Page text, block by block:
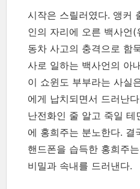
시작은 스릴러였다. 앵커
인의 자리에 오른 백사언
동차 사고의 충격으로 함
사로 일하는 백사언의 아
이 쇼윈도 부부라는 사실
에게 납치되면서 드러난
난전화인 줄 알고 죽일
에 홍희주는 분노한다. 결
핸드폰을 습득한 홍희주
비밀과 속내를 드러낸다.